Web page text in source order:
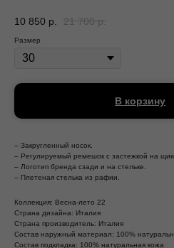
10 850 р. 21 700 р.
Размер
В корзину
– Закругленный носок.
– Регулируемый ремешок с застежкой на
– Логотип бренда сзади и на стельке.
– Плетеная стелька из рафии.
Коллекция: Весна-лето 22
Страна дизайна: Италия
Страна производитель: Италия
Состав наружный материал: 100%
Состав подкладка: 100% натуральная кожа